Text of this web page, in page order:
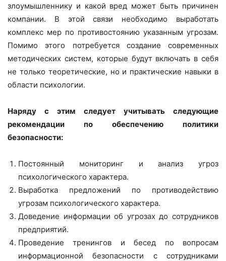
злоумышленнику и какой вред может быть причинен
компании. В этой связи необходимо выработать
комплекс мер по противостоянию указанным угрозам.
Помимо этого потребуется создание современных
методических систем, которые будут включать в себя
не только теоретические, но и практические навыки в
области психологии.
Наряду с этим следует учитывать следующие
рекомендации по обеспечению политики
безопасности:
Постоянный мониторинг и анализ угроз
психологического характера.
Выработка предложений по противодействию
угрозам психологического характера.
Доведение информации об угрозах до сотрудников
предприятий.
Проведение тренингов и бесед по вопросам
информационной безопасности с сотрудниками